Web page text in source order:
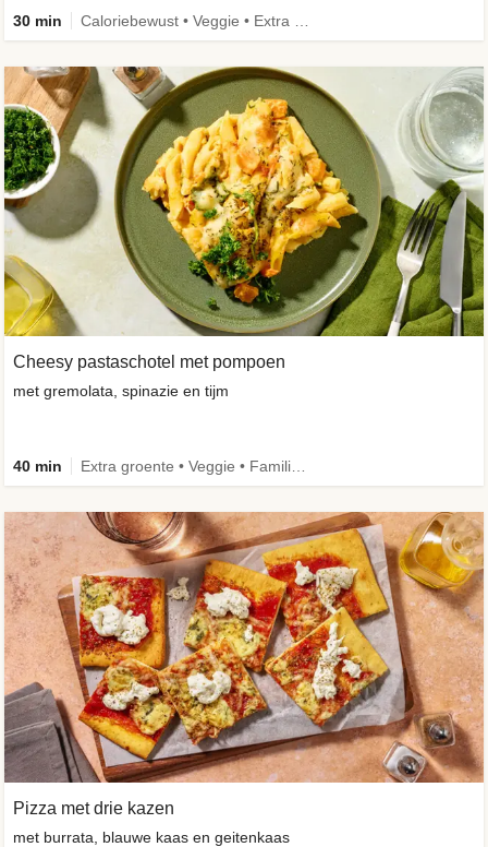
30 min
Cheesy pastaschotel met pompoen
met gremolata, spinazie en tijm
40 min
Pizza met drie kazen
met burrata, blauwe kaas en geitenkaas